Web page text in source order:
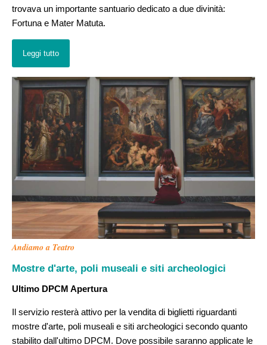
trovava un importante santuario dedicato a due divinità:
Fortuna e Mater Matuta.
Leggi tutto
Andiamo a Teatro
Mostre d'arte, poli museali e siti archeologici
Ultimo DPCM Apertura
Il servizio resterà attivo per la vendita di biglietti riguardanti
mostre d'arte, poli museali e siti archeologici secondo quanto
stabilito dall'ultimo DPCM. Dove possibile saranno applicate le